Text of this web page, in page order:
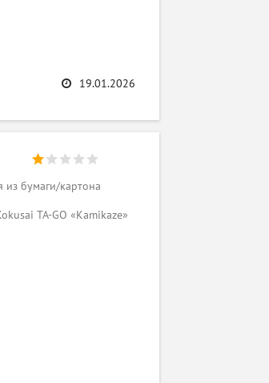
19.01.2026
из бумаги/картона
TA-GO «Kamikaze»